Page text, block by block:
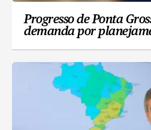
Progresso de Ponta
demanda por